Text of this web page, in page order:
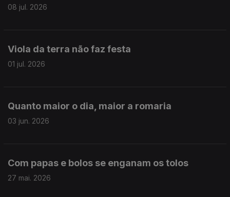
08 jul. 2026
Viola da terra não faz festa
01 jul. 2026
Quanto maior o dia, maior a romaria
03 jun. 2026
Com papas e bolos se enganam os tolos
27 mai. 2026